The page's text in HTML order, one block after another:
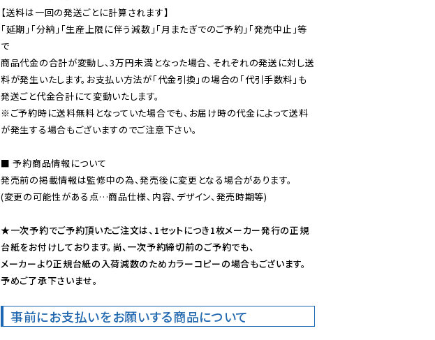
【送料は一回の発送ごとに計算されます】
「延期」「分納」「生産上限に伴う減数」「月またぎでのご予約」「発売中止」等
で
商品代金の合計が変動し、3万円未満となった場合、それぞれの発送に対し送
料が発生いたします。お支払い方法が「代金引換」の場合の「代引手数料」も
※ご予約時に送料無料となっていた場合でも、お届け時の代金によって送料
が発生する場合もございますのでご注意下さい。
■ 予約商品情報について
発売前の掲載情報は監修中の為、発売後に変更となる場合があります。
(変更の可能性がある点…商品仕様、内容、デザイン、発売時期等)
★一次予約でご予約頂いたご注文は、1セットにつき1枚メーカー発行の正規
台紙をお付けしております。尚、一次予約締切前のご予約でも、
メーカーより正規台紙の入荷減数のためカラーコピーの場合もございます。
予めご了承下さいませ。
事前にお支払いをお願いする商品について